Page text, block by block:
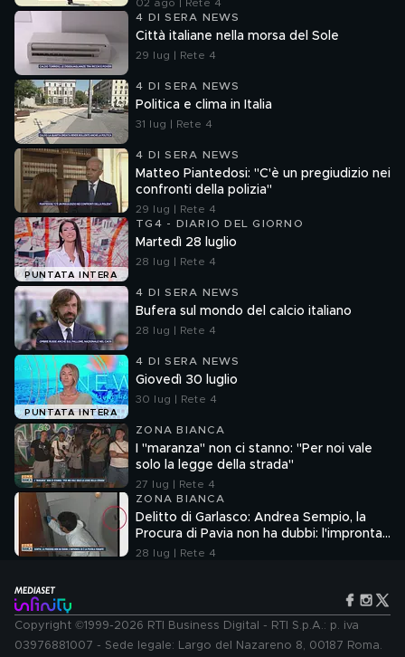
02 ago | Rete 4
4 DI SERA NEWS
Città italiane nella morsa del Sole
29 lug | Rete 4
4 DI SERA NEWS
Politica e clima in Italia
31 lug | Rete 4
4 DI SERA NEWS
Matteo Piantedosi: "C'è un pregiudizio nei
confronti della polizia"
29 lug | Rete 4
PUNTATA INTERA
TG4 - DIARIO DEL GIORNO
Martedì 28 luglio
28 lug | Rete 4
4 DI SERA NEWS
Bufera sul mondo del calcio italiano
28 lug | Rete 4
PUNTATA INTERA
4 DI SERA NEWS
Giovedì 30 luglio
30 lug | Rete 4
ZONA BIANCA
I "maranza" non ci stanno: "Per noi vale
solo la legge della strada"
27 lug | Rete 4
ZONA BIANCA
Delitto di Garlasco: Andrea Sempio, la
Procura di Pavia non ha dubbi: l'impronta
33 è la pistola fumante
28 lug | Rete 4
Copyright ©1999-2026 RTI Business Digital - RTI S.p.A.: p. iva
03976881007 - Sede legale: Largo del Nazareno 8, 00187 Roma.